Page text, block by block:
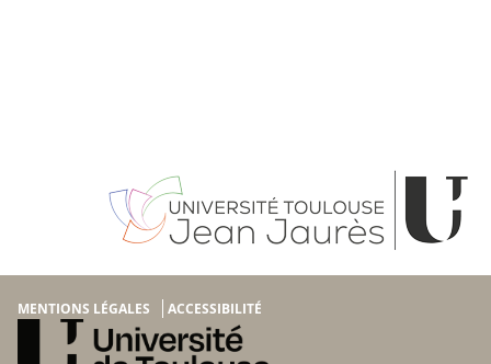
MENTIONS LÉGALES ACCESSIBILITÉ